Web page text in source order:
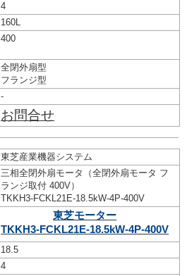
4
160L
400
全閉外扇型
フランジ型
-
お問合せ
東芝産業機器システム
三相全閉外扇モータ（全閉外扇モータ フ
ランジ取付 400V）
TKKH3-FCKL21E-18.5kW-4P-400V
東芝モーター
TKKH3-FCKL21E-18.5kW-4P-400V
18.5
4